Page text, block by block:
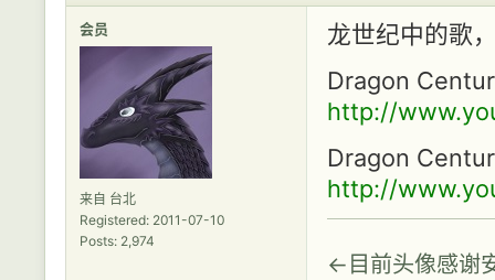
会员
来自 台北
Registered: 2011-07-10
Posts: 2,974
龙世纪中的歌
Dragon
http://
Dragon
http://
←目前头像感谢